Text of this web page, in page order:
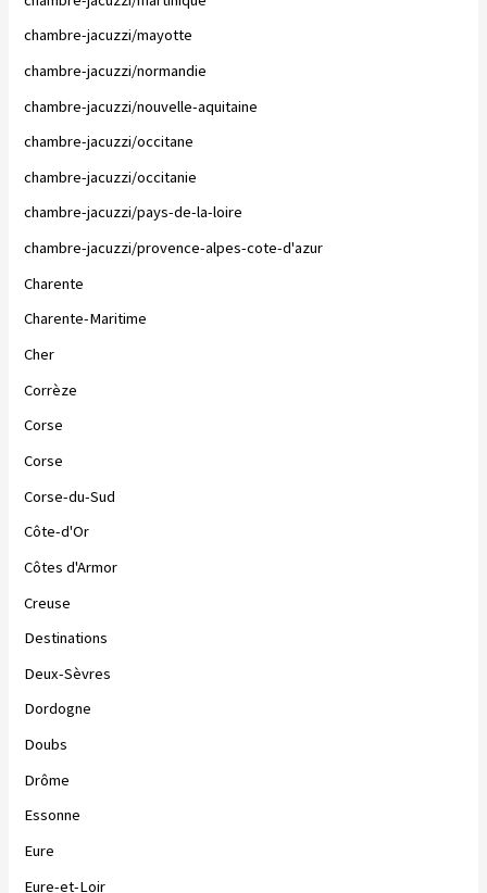
chambre-jacuzzi/mayotte
chambre-jacuzzi/normandie
chambre-jacuzzi/nouvelle-aquitaine
chambre-jacuzzi/occitane
chambre-jacuzzi/occitanie
chambre-jacuzzi/pays-de-la-loire
chambre-jacuzzi/provence-alpes-cote-d'azur
Charente
Charente-Maritime
Cher
Corrèze
Corse
Corse
Corse-du-Sud
Côte-d'Or
Côtes d'Armor
Creuse
Destinations
Deux-Sèvres
Dordogne
Doubs
Drôme
Essonne
Eure
Eure-et-Loir